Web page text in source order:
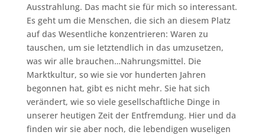
Ausstrahlung. Das macht sie für mich so interessant.
Es geht um die Menschen, die sich an diesem Platz
auf das Wesentliche konzentrieren: Waren zu
tauschen, um sie letztendlich in das umzusetzen,
was wir alle brauchen…Nahrungsmittel. Die
Marktkultur, so wie sie vor hunderten Jahren
begonnen hat, gibt es nicht mehr. Sie hat sich
verändert, wie so viele gesellschaftliche Dinge in
unserer heutigen Zeit der Entfremdung. Hier und da
finden wir sie aber noch, die lebendigen wuseligen